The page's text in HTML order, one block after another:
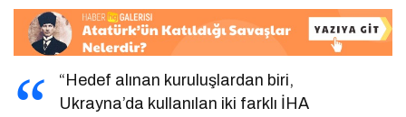
“Hedef alınan kuruluşlardan biri,
Ukrayna’da kullanılan iki farklı İHA